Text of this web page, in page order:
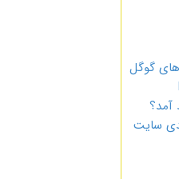
گوگل
سایت